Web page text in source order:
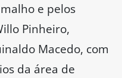
e pelos
Pinheiro,
Macedo, com
da área de